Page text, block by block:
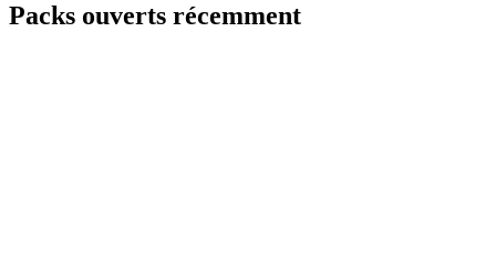
Packs ouverts récemment